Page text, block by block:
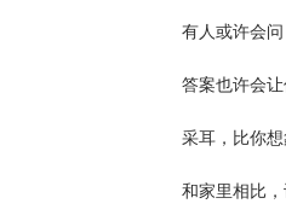
有人或许会
答案也许会
采耳，比你
和家里相比，